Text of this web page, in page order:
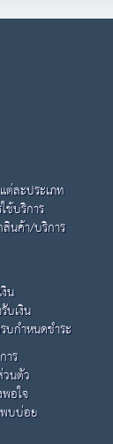
ต่ละประเภท
บริการ
นค้า/บริการ
น
บเงิน
บกำหนดชำระ
าร
วนตัว
อใจ
บบ่อย